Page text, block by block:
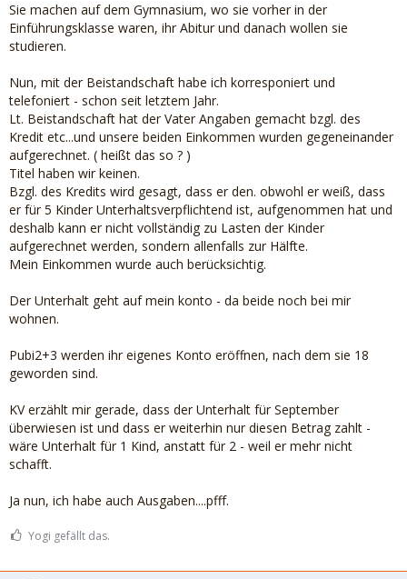
Sie machen auf dem Gymnasium, wo sie vorher in der
Einführungsklasse waren, ihr Abitur und danach wollen sie
studieren.
Nun, mit der Beistandschaft habe ich korresponiert und
telefoniert - schon seit letztem Jahr.
Lt. Beistandschaft hat der Vater Angaben gemacht bzgl. des
Kredit etc...und unsere beiden Einkommen wurden gegeneinander
aufgerechnet. ( heißt das so ? )
Titel haben wir keinen.
Bzgl. des Kredits wird gesagt, dass er den. obwohl er weiß, dass
er für 5 Kinder Unterhaltsverpflichtend ist, aufgenommen hat und
deshalb kann er nicht vollständig zu Lasten der Kinder
aufgerechnet werden, sondern allenfalls zur Hälfte.
Mein Einkommen wurde auch berücksichtig.
Der Unterhalt geht auf mein konto - da beide noch bei mir
wohnen.
Pubi2+3 werden ihr eigenes Konto eröffnen, nach dem sie 18
geworden sind.
KV erzählt mir gerade, dass der Unterhalt für September
überwiesen ist und dass er weiterhin nur diesen Betrag zahlt -
wäre Unterhalt für 1 Kind, anstatt für 2 - weil er mehr nicht
schafft.
Ja nun, ich habe auch Ausgaben....pfff.
Yogi gefällt das.